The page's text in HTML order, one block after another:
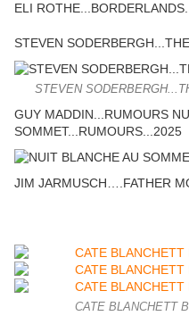
ELI
STEVEN
STEVEN
GUY MADDIN...RUMOURS
SOMMET...RUMOURS...2025
JIM JARMUSCH….FATHER
CATE BLANCHETT